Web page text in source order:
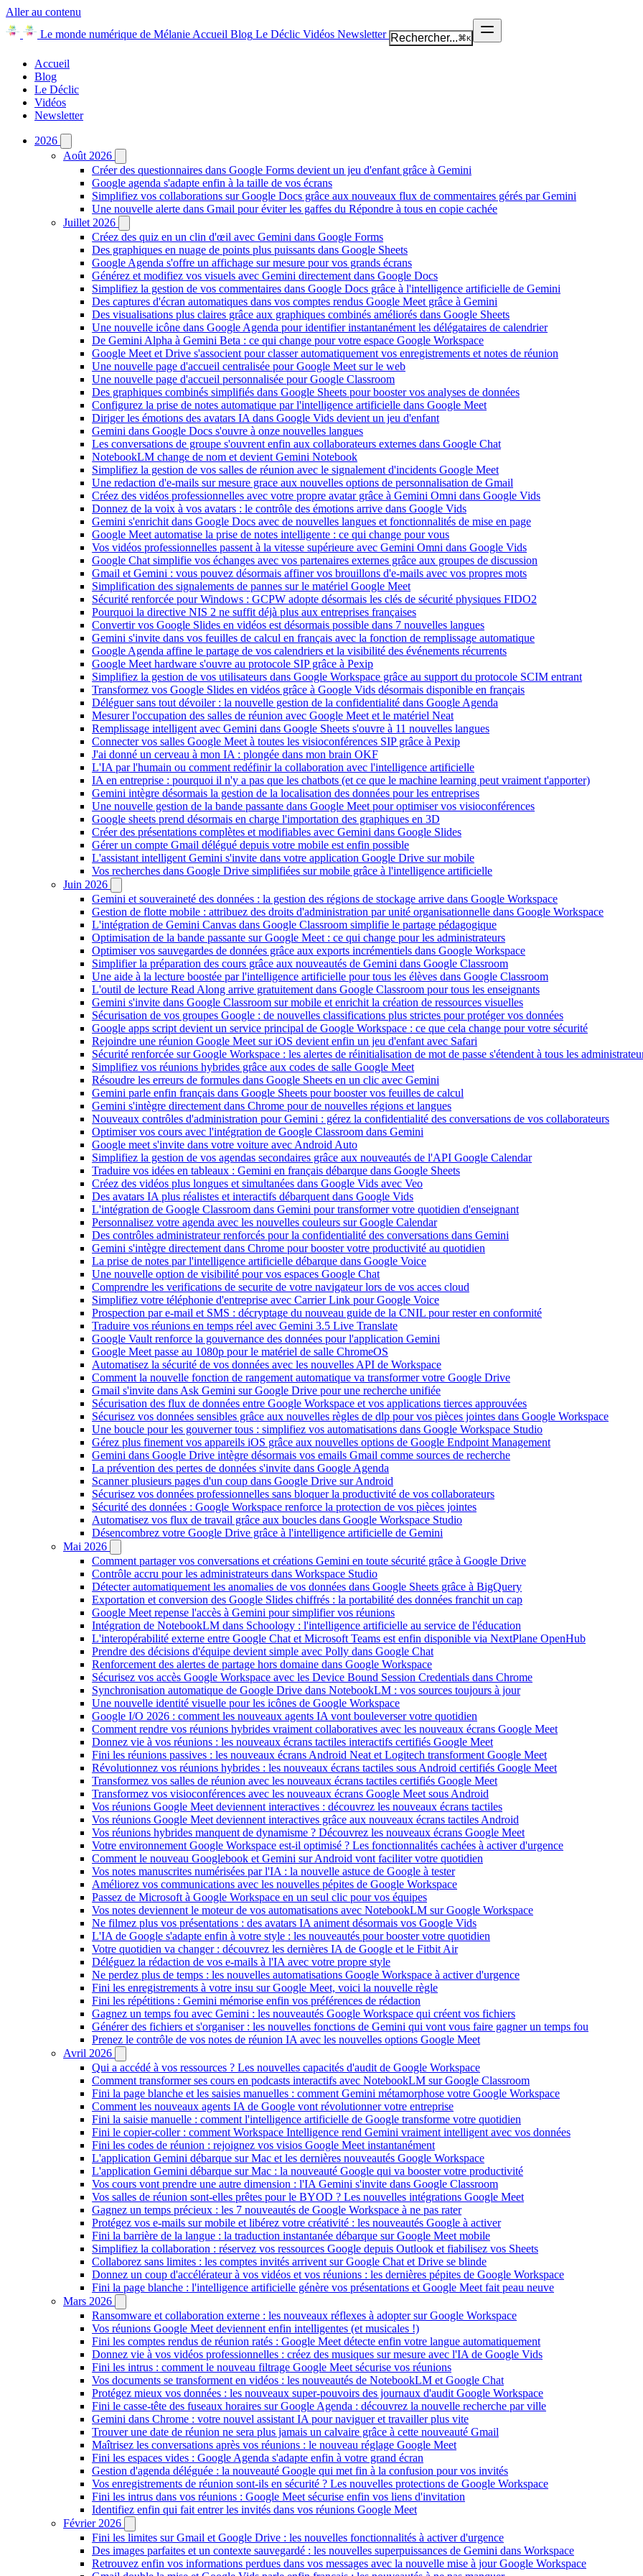
Aller au contenu
Le monde numérique de Mélanie Accueil Blog Le Déclic Vidéos Newsletter Rechercher...⌘K
Accueil
Blog
Le Déclic
Vidéos
Newsletter
2026
Août 2026
Créer des questionnaires dans Google Forms devient un jeu d'enfant grâce à Gemini
Google agenda s'adapte enfin à la taille de vos écrans
Simplifiez vos collaborations sur Google Docs grâce aux nouveaux flux de commentaires gérés par Gemini
Une nouvelle alerte dans Gmail pour éviter les gaffes du Répondre à tous en copie cachée
Juillet 2026
Créez des quiz en un clin d'œil avec Gemini dans Google Forms
Des graphiques en nuage de points plus puissants dans Google Sheets
Google Agenda s'offre un affichage sur mesure pour vos grands écrans
Générez et modifiez vos visuels avec Gemini directement dans Google Docs
Simplifiez la gestion de vos commentaires dans Google Docs grâce à l'intelligence artificielle de Gemini
Des captures d'écran automatiques dans vos comptes rendus Google Meet grâce à Gemini
Des visualisations plus claires grâce aux graphiques combinés améliorés dans Google Sheets
Une nouvelle icône dans Google Agenda pour identifier instantanément les délégataires de calendrier
De Gemini Alpha à Gemini Beta : ce qui change pour votre espace Google Workspace
Google Meet et Drive s'associent pour classer automatiquement vos enregistrements et notes de réunion
Une nouvelle page d'accueil centralisée pour Google Meet sur le web
Une nouvelle page d'accueil personnalisée pour Google Classroom
Des graphiques combinés simplifiés dans Google Sheets pour booster vos analyses de données
Configurez la prise de notes automatique par l'intelligence artificielle dans Google Meet
Diriger les émotions des avatars IA dans Google Vids devient un jeu d'enfant
Gemini dans Google Docs s'ouvre à onze nouvelles langues
Les conversations de groupe s'ouvrent enfin aux collaborateurs externes dans Google Chat
NotebookLM change de nom et devient Gemini Notebook
Simplifiez la gestion de vos salles de réunion avec le signalement d'incidents Google Meet
Une redaction d'e-mails sur mesure grace aux nouvelles options de personnalisation de Gmail
Créez des vidéos professionnelles avec votre propre avatar grâce à Gemini Omni dans Google Vids
Donnez de la voix à vos avatars : le contrôle des émotions arrive dans Google Vids
Gemini s'enrichit dans Google Docs avec de nouvelles langues et fonctionnalités de mise en page
Google Meet automatise la prise de notes intelligente : ce qui change pour vous
Vos vidéos professionnelles passent à la vitesse supérieure avec Gemini Omni dans Google Vids
Google Chat simplifie vos échanges avec vos partenaires externes grâce aux groupes de discussion
Gmail et Gemini : vous pouvez désormais affiner vos brouillons d'e-mails avec vos propres mots
Simplification des signalements de pannes sur le matériel Google Meet
Sécurité renforcée pour Windows : GCPW adopte désormais les clés de sécurité physiques FIDO2
Pourquoi la directive NIS 2 ne suffit déjà plus aux entreprises françaises
Convertir vos Google Slides en vidéos est désormais possible dans 7 nouvelles langues
Gemini s'invite dans vos feuilles de calcul en français avec la fonction de remplissage automatique
Google Agenda affine le partage de vos calendriers et la visibilité des événements récurrents
Google Meet hardware s'ouvre au protocole SIP grâce à Pexip
Simplifiez la gestion de vos utilisateurs dans Google Workspace grâce au support du protocole SCIM entrant
Transformez vos Google Slides en vidéos grâce à Google Vids désormais disponible en français
Déléguer sans tout dévoiler : la nouvelle gestion de la confidentialité dans Google Agenda
Mesurer l'occupation des salles de réunion avec Google Meet et le matériel Neat
Remplissage intelligent avec Gemini dans Google Sheets s'ouvre à 11 nouvelles langues
Connecter vos salles Google Meet à toutes les visioconférences SIP grâce à Pexip
J'ai donné un cerveau à mon IA : plongée dans mon brain OKF
L'IA par l'humain ou comment redéfinir la collaboration avec l'intelligence artificielle
IA en entreprise : pourquoi il n'y a pas que les chatbots (et ce que le machine learning peut vraiment t'apporter)
Gemini intègre désormais la gestion de la localisation des données pour les entreprises
Une nouvelle gestion de la bande passante dans Google Meet pour optimiser vos visioconférences
Google sheets prend désormais en charge l'importation des graphiques en 3D
Créer des présentations complètes et modifiables avec Gemini dans Google Slides
Gérer un compte Gmail délégué depuis votre mobile est enfin possible
L'assistant intelligent Gemini s'invite dans votre application Google Drive sur mobile
Vos recherches dans Google Drive simplifiées sur mobile grâce à l'intelligence artificielle
Juin 2026
Gemini et souveraineté des données : la gestion des régions de stockage arrive dans Google Workspace
Gestion de flotte mobile : attribuez des droits d'administration par unité organisationnelle dans Google Workspace
L'intégration de Gemini Canvas dans Google Classroom simplifie le partage pédagogique
Optimisation de la bande passante sur Google Meet : ce qui change pour les administrateurs
Optimiser vos sauvegardes de données grâce aux exports incrémentiels dans Google Workspace
Simplifier la préparation des cours grâce aux nouveautés de Gemini dans Google Classroom
Une aide à la lecture boostée par l'intelligence artificielle pour tous les élèves dans Google Classroom
L'outil de lecture Read Along arrive gratuitement dans Google Classroom pour tous les enseignants
Gemini s'invite dans Google Classroom sur mobile et enrichit la création de ressources visuelles
Sécurisation de vos groupes Google : de nouvelles classifications plus strictes pour protéger vos données
Google apps script devient un service principal de Google Workspace : ce que cela change pour votre sécurité
Rejoindre une réunion Google Meet sur iOS devient enfin un jeu d'enfant avec Safari
Sécurité renforcée sur Google Workspace : les alertes de réinitialisation de mot de passe s'étendent à tous les
Simplifiez vos réunions hybrides grâce aux codes de salle Google Meet
Résoudre les erreurs de formules dans Google Sheets en un clic avec Gemini
Gemini parle enfin français dans Google Sheets pour booster vos feuilles de calcul
Gemini s'intègre directement dans Chrome pour de nouvelles régions et langues
Nouveaux contrôles d'administration pour Gemini : gérez la confidentialité des conversations de vos collaborateurs
Optimiser vos cours avec l'intégration de Google Classroom dans Gemini
Google meet s'invite dans votre voiture avec Android Auto
Simplifiez la gestion de vos agendas secondaires grâce aux nouveautés de l'API Google Calendar
Traduire vos idées en tableaux : Gemini en français débarque dans Google Sheets
Créez des vidéos plus longues et simultanées dans Google Vids avec Veo
Des avatars IA plus réalistes et interactifs débarquent dans Google Vids
L'intégration de Google Classroom dans Gemini pour transformer votre quotidien d'enseignant
Personnalisez votre agenda avec les nouvelles couleurs sur Google Calendar
Des contrôles administrateur renforcés pour la confidentialité des conversations dans Gemini
Gemini s'intègre directement dans Chrome pour booster votre productivité au quotidien
La prise de notes par l'intelligence artificielle débarque dans Google Voice
Une nouvelle option de visibilité pour vos espaces Google Chat
Comprendre les verifications de securite de votre navigateur lors de vos acces cloud
Simplifiez votre téléphonie d'entreprise avec Carrier Link pour Google Voice
Prospection par e-mail et SMS : décryptage du nouveau guide de la CNIL pour rester en conformité
Traduire vos réunions en temps réel avec Gemini 3.5 Live Translate
Google Vault renforce la gouvernance des données pour l'application Gemini
Google Meet passe au 1080p pour le matériel de salle ChromeOS
Automatisez la sécurité de vos données avec les nouvelles API de Workspace
Comment la nouvelle fonction de rangement automatique va transformer votre Google Drive
Gmail s'invite dans Ask Gemini sur Google Drive pour une recherche unifiée
Sécurisation des flux de données entre Google Workspace et vos applications tierces approuvées
Sécurisez vos données sensibles grâce aux nouvelles règles de dlp pour vos pièces jointes dans Google Workspace
Une boucle pour les gouverner tous : simplifiez vos automatisations dans Google Workspace Studio
Gérez plus finement vos appareils iOS grâce aux nouvelles options de Google Endpoint Management
Gemini dans Google Drive intègre désormais vos emails Gmail comme sources de recherche
La prévention des pertes de données s'invite dans Google Agenda
Scanner plusieurs pages d'un coup dans Google Drive sur Android
Sécurisez vos données professionnelles sans bloquer la productivité de vos collaborateurs
Sécurité des données : Google Workspace renforce la protection de vos pièces jointes
Automatisez vos flux de travail grâce aux boucles dans Google Workspace Studio
Désencombrez votre Google Drive grâce à l'intelligence artificielle de Gemini
Mai 2026
Comment partager vos conversations et créations Gemini en toute sécurité grâce à Google Drive
Contrôle accru pour les administrateurs dans Workspace Studio
Détecter automatiquement les anomalies de vos données dans Google Sheets grâce à BigQuery
Exportation et conversion des Google Slides chiffrés : la portabilité des données franchit un cap
Google Meet repense l'accès à Gemini pour simplifier vos réunions
Intégration de NotebookLM dans Schoology : l'intelligence artificielle au service de l'éducation
L'interopérabilité externe entre Google Chat et Microsoft Teams est enfin disponible via NextPlane OpenHub
Prendre des décisions d'équipe devient simple avec Polly dans Google Chat
Renforcement des alertes de partage hors domaine dans Google Workspace
Sécurisez vos accès Google Workspace avec les Device Bound Session Credentials dans Chrome
Synchronisation automatique de Google Drive dans NotebookLM : vos sources toujours à jour
Une nouvelle identité visuelle pour les icônes de Google Workspace
Google I/O 2026 : comment les nouveaux agents IA vont bouleverser votre quotidien
Comment rendre vos réunions hybrides vraiment collaboratives avec les nouveaux écrans Google Meet
Donnez vie à vos réunions : les nouveaux écrans tactiles interactifs certifiés Google Meet
Fini les réunions passives : les nouveaux écrans Android Neat et Logitech transforment Google Meet
Révolutionnez vos réunions hybrides : les nouveaux écrans tactiles sous Android certifiés Google Meet
Transformez vos salles de réunion avec les nouveaux écrans tactiles certifiés Google Meet
Transformez vos visioconférences avec les nouveaux écrans Google Meet sous Android
Vos réunions Google Meet deviennent interactives : découvrez les nouveaux écrans tactiles
Vos réunions Google Meet deviennent interactives grâce aux nouveaux écrans tactiles Android
Vos réunions hybrides manquent de dynamisme ? Découvrez les nouveaux écrans Google Meet
Votre environnement Google Workspace est-il optimisé ? Les fonctionnalités cachées à activer d'urgence
Comment le nouveau Googlebook et Gemini sur Android vont faciliter votre quotidien
Vos notes manuscrites numérisées par l'IA : la nouvelle astuce de Google à tester
Améliorez vos communications avec les nouvelles pépites de Google Workspace
Passez de Microsoft à Google Workspace en un seul clic pour vos équipes
Vos notes deviennent le moteur de vos automatisations avec NotebookLM sur Google Workspace
Ne filmez plus vos présentations : des avatars IA animent désormais vos Google Vids
L'IA de Google s'adapte enfin à votre style : les nouveautés pour booster votre quotidien
Votre quotidien va changer : découvrez les dernières IA de Google et le Fitbit Air
Déléguez la rédaction de vos e-mails à l'IA avec votre propre style
Ne perdez plus de temps : les nouvelles automatisations Google Workspace à activer d'urgence
Fini les enregistrements à votre insu sur Google Meet, voici la nouvelle règle
Fini les répétitions : Gemini mémorise enfin vos préférences de rédaction
Gagnez un temps fou avec Gemini : les nouveautés Google Workspace qui créent vos fichiers
Générer des fichiers et s'organiser : les nouvelles fonctions de Gemini qui vont vous faire gagner un temps fou
Prenez le contrôle de vos notes de réunion IA avec les nouvelles options Google Meet
Avril 2026
Qui a accédé à vos ressources ? Les nouvelles capacités d'audit de Google Workspace
Comment transformer ses cours en podcasts interactifs avec NotebookLM sur Google Classroom
Fini la page blanche et les saisies manuelles : comment Gemini métamorphose votre Google Workspace
Comment les nouveaux agents IA de Google vont révolutionner votre entreprise
Fini la saisie manuelle : comment l'intelligence artificielle de Google transforme votre quotidien
Fini le copier-coller : comment Workspace Intelligence rend Gemini vraiment intelligent avec vos données
Fini les codes de réunion : rejoignez vos visios Google Meet instantanément
L'application Gemini débarque sur Mac et les dernières nouveautés Google Workspace
L'application Gemini débarque sur Mac : la nouveauté Google qui va booster votre productivité
Vos cours vont prendre une autre dimension : l'IA Gemini s'invite dans Google Classroom
Vos salles de réunion sont-elles prêtes pour le BYOD ? Les nouvelles intégrations Google Meet
Gagnez un temps précieux : les 7 nouveautés de Google Workspace à ne pas rater
Protégez vos e-mails sur mobile et libérez votre créativité : les nouveautés Google à activer
Fini la barrière de la langue : la traduction instantanée débarque sur Google Meet mobile
Simplifiez la collaboration : réservez vos ressources Google depuis Outlook et fiabilisez vos Sheets
Collaborez sans limites : les comptes invités arrivent sur Google Chat et Drive se blinde
Donnez un coup d'accélérateur à vos vidéos et vos réunions : les dernières pépites de Google Workspace
Fini la page blanche : l'intelligence artificielle génère vos présentations et Google Meet fait peau neuve
Mars 2026
Ransomware et collaboration externe : les nouveaux réflexes à adopter sur Google Workspace
Vos réunions Google Meet deviennent enfin intelligentes (et musicales !)
Fini les comptes rendus de réunion ratés : Google Meet détecte enfin votre langue automatiquement
Donnez vie à vos vidéos professionnelles : créez des musiques sur mesure avec l'IA de Google Vids
Fini les intrus : comment le nouveau filtrage Google Meet sécurise vos réunions
Vos documents se transforment en vidéos : les nouveautés de NotebookLM et Google Chat
Protégez mieux vos données : les nouveaux super-pouvoirs des journaux d'audit Google Workspace
Fini le casse-tête des fuseaux horaires sur Google Agenda : découvrez la nouvelle recherche par ville
Gemini dans Chrome : votre nouvel assistant IA pour naviguer et travailler plus vite
Trouver une date de réunion ne sera plus jamais un calvaire grâce à cette nouveauté Gmail
Maîtrisez les conversations après vos réunions : le nouveau réglage Google Meet
Fini les espaces vides : Google Agenda s'adapte enfin à votre grand écran
Gestion d'agenda déléguée : la nouveauté Google qui met fin à la confusion pour vos invités
Vos enregistrements de réunion sont-ils en sécurité ? Les nouvelles protections de Google Workspace
Fini les intrus dans vos réunions : Google Meet sécurise enfin vos liens d'invitation
Identifiez enfin qui fait entrer les invités dans vos réunions Google Meet
Février 2026
Fini les limites sur Gmail et Google Drive : les nouvelles fonctionnalités à activer d'urgence
Des images parfaites et un contexte sauvegardé : les nouvelles superpuissances de Gemini dans Workspace
Retrouvez enfin vos informations perdues dans vos messages avec la nouvelle mise à jour Google Workspace